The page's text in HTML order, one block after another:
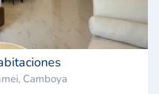
Camboya